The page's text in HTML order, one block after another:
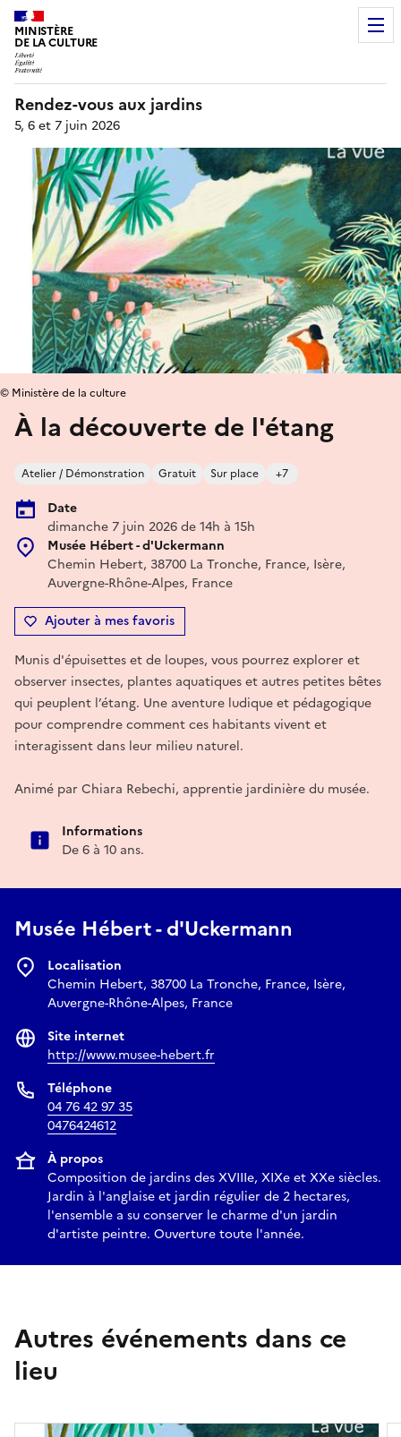
MINISTÈRE
DE LA CULTURE
Rendez-vous aux jardins
5, 6 et 7 juin 2026
À la découverte de l'étang
Atelier / Démonstration Gratuit Sur place +7
Date
dimanche 7 juin 2026 de 14h à 15h
Musée Hébert - d'Uckermann
Chemin Hebert, 38700 La Tronche, France, Isère,
Auvergne-Rhône-Alpes, France
Ajouter à mes favoris
© Ministère de la culture
Munis d'épuisettes et de loupes, vous pourrez explorer et
observer insectes, plantes aquatiques et autres petites bêtes
qui peuplent l’étang. Une aventure ludique et pédagogique
pour comprendre comment ces habitants vivent et
interagissent dans leur milieu naturel.
Animé par Chiara Rebechi, apprentie jardinière du musée.
Informations
De 6 à 10 ans.
Musée Hébert - d'Uckermann
Localisation
Chemin Hebert, 38700 La Tronche, France, Isère,
Auvergne-Rhône-Alpes, France
Site internet
http://www.musee-hebert.fr
Téléphone
04 76 42 97 35
0476424612
À propos
Composition de jardins des XVIIIe, XIXe et XXe siècles.
Jardin à l'anglaise et jardin régulier de 2 hectares,
l'ensemble a su conserver le charme d'un jardin
d'artiste peintre. Ouverture toute l'année.
Autres événements dans ce
lieu